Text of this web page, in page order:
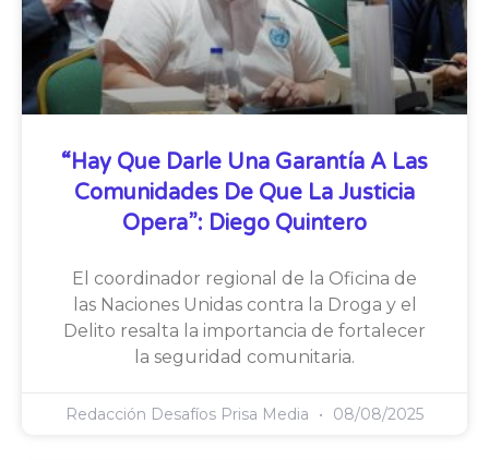
“Hay Que Darle Una Garantía A Las
Comunidades De Que La Justicia
Opera”: Diego Quintero
El coordinador regional de la Oficina de
las Naciones Unidas contra la Droga y el
Delito resalta la importancia de fortalecer
la seguridad comunitaria.
Redacción Desafíos Prisa Media 08/08/2025